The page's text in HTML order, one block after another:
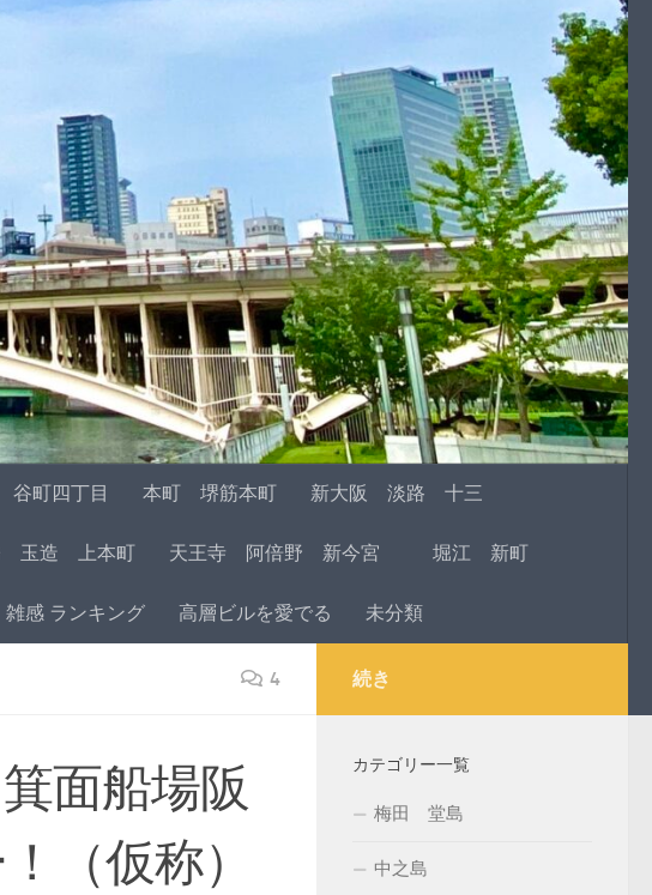
町四丁目 本町 堺筋本町 新大阪 淡路 十三
玉造 上本町 天王寺 阿倍野 新今宮 堀江 新町
雑感 ランキング 高層ビルを愛でる 未分類
4
面船場阪
（仮称）
続き
カテゴリー一覧
梅田 堂島
中之島